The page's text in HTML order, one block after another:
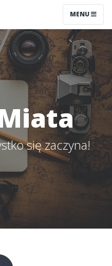
MENU
się zaczyna!